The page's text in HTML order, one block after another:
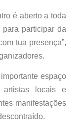
é aberto a toda
participar da
tua presença”,
espaço
artistas locais e
manifestações